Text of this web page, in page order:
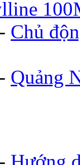
- Chủ
- Quảng